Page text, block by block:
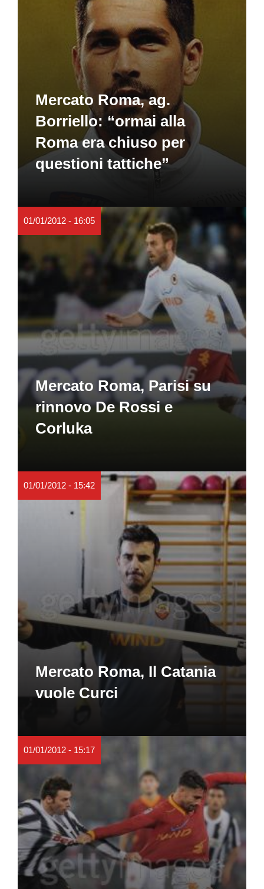
Mercato Roma, ag.
Borriello: “ormai alla
Roma era chiuso per
questioni tattiche”
01/01/2012 - 16:05
Mercato Roma, Parisi su
rinnovo De Rossi e
Corluka
01/01/2012 - 15:42
Mercato Roma, Il Catania
vuole Curci
01/01/2012 - 15:17